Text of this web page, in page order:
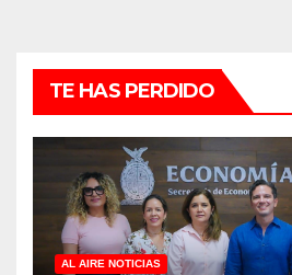
TE HAS PERDIDO
AL AIRE NOTICIAS